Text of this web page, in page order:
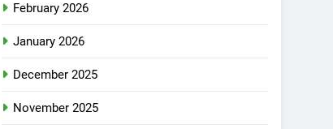
February 2026
January 2026
December 2025
November 2025